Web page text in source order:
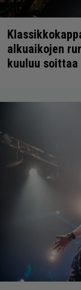
alkuaikojen
kuuluu soittaa